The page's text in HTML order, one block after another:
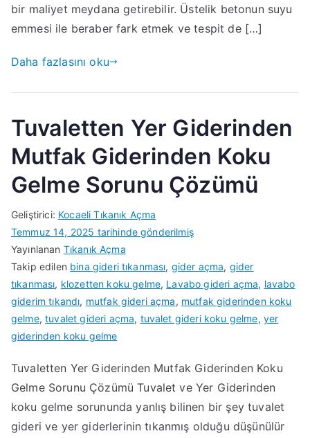
bir maliyet meydana getirebilir. Üstelik betonun suyu
emmesi ile beraber fark etmek ve tespit de […]
Daha fazlasını oku
Tuvaletten Yer Giderinden
Mutfak Giderinden Koku
Gelme Sorunu Çözümü
Geliştirici: Kocaeli Tıkanık Açma
Temmuz 14, 2025 tarihinde gönderilmiş
Yayınlanan Tıkanık Açma
Takip edilen bina gideri tıkanması, gider açma, gider
tıkanması, klozetten koku gelme, Lavabo gideri açma, lavabo
giderim tıkandı, mutfak gideri açma, mutfak giderinden koku
gelme,tuvalet gideri açma, tuvalet gideri koku gelme, yer
giderinden koku gelme
Tuvaletten Yer Giderinden Mutfak Giderinden Koku
Gelme Sorunu Çözümü Tuvalet ve Yer Giderinden
koku gelme sorununda yanlış bilinen bir şey tuvalet
gideri ve yer giderlerinin tıkanmış olduğu düşünülür